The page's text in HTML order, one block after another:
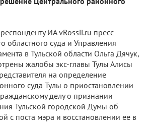
ИА vRossii.ru пресс-
областного суда и Управления
в Тульской области Ольга Дячук,
жалобы экс-главы Тулы Алисы
на определение
суда Тулы о приостановлении
делу о признании
Тульской городской Думы об
с поста мэра и восстановлении ее в